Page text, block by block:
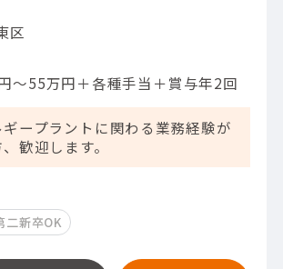
区
～55万円＋各種手当＋賞与年2回
ギープラントに関わる業務経験が
歓迎します。
二新卒OK